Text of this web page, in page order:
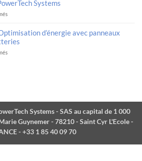
logistics
robotics
alliance
advanced
batteries
thermal
now
ECE
Rev
certified
Systems
powered
by
PowerModule
at
d’énergie avec panneaux
panels
and
batteries
Systems - SAS au capital de 1 000
Guynemer - 78210 - Saint Cyr L'Ecole -
- +33 1 85 40 09 70